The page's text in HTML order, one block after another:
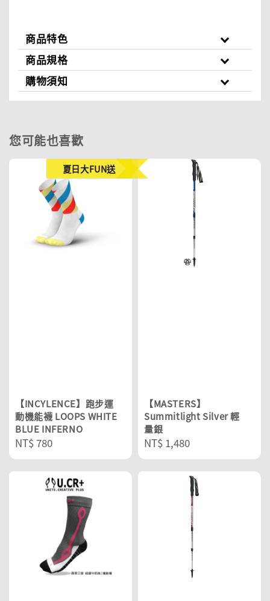
商品特色
商品規格
購物須知
您可能也喜歡
夏日大FUN送
【INCYLENCE】跑步運
動機能襪 LOOPS WHITE
BLUE INFERNO
Regular
price
NT$ 780
【MASTERS】
Summitlight Silver 輕
量銀
Regular
price
NT$ 1,480